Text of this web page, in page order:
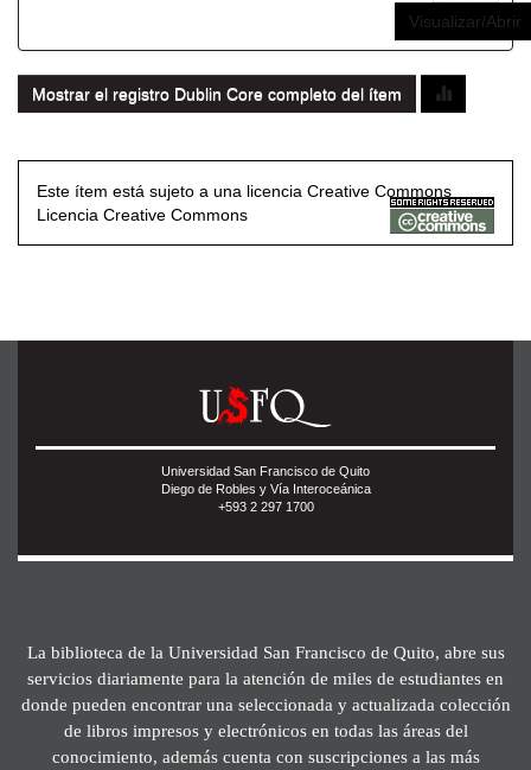
Visualizar/Abrir
Mostrar el registro Dublin Core completo del ítem
Este ítem está sujeto a una licencia Creative Commons
Licencia Creative Commons
Universidad San Francisco de Quito
Diego de Robles y Vía Interoceánica
+593 2 297 1700
La biblioteca de la Universidad San Francisco de Quito, abre sus
servicios diariamente para la atención de miles de estudiantes en
donde pueden encontrar una seleccionada y actualizada colección
de libros impresos y electrónicos en todas las áreas del
conocimiento, además cuenta con suscripciones a las más